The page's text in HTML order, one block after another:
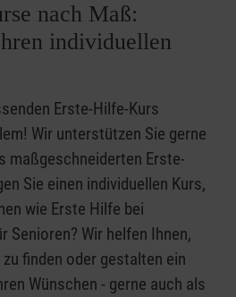
nach Maß:
individuellen
Erste-Hilfe-Kurs
Wir unterstützen Sie gerne
maßgeschneiderten Erste-
Sie einen individuellen Kurs,
wie Erste Hilfe bei
Senioren? Wir helfen Ihnen,
finden oder gestalten ein
Wünschen - gerne auch als